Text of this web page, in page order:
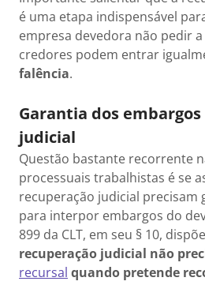
é uma etapa indispensável
empresa devedora não pedir
credores podem entrar
falência.
Garantia dos
judicial
Questão bastante recorrente
processuais trabalhistas é se
recuperação judicial precisam
para interpor embargos do
899 da CLT, em seu § 10,
recuperação judicial não
recursal quando pretende